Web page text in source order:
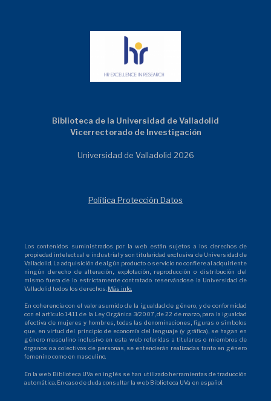
Biblioteca de la Universidad de Valladolid
Vicerrectorado de Investigación
Universidad de Valladolid 2026
Política Protección Datos
Los contenidos suministrados por la web están sujetos a los derechos de
propiedad intelectual e industrial y son titularidad exclusiva de Universidad de
Valladolid. La adquisición de algún producto o servicio no confiere al adquiriente
ningún derecho de alteración, explotación, reproducción o distribución del
mismo fuera de lo estrictamente contratado reservándose la Universidad de
Valladolid todos los derechos. Más info.
En coherencia con el valor asumido de la igualdad de género, y de conformidad
con el artículo 14.11 de la Ley Orgánica 3/2007, de 22 de marzo, para la igualdad
efectiva de mujeres y hombres, todas las denominaciones, figuras o símbolos
que, en virtud del principio de economía del lenguaje (y gráfica), se hagan en
género masculino inclusivo en esta web referidas a titulares o miembros de
órganos o a colectivos de personas, se entenderán realizadas tanto en género
femenino como en masculino.
En la web Biblioteca UVa en inglés se han utilizado herramientas de traducción
automática. En caso de duda consultar la web Biblioteca UVa en español.